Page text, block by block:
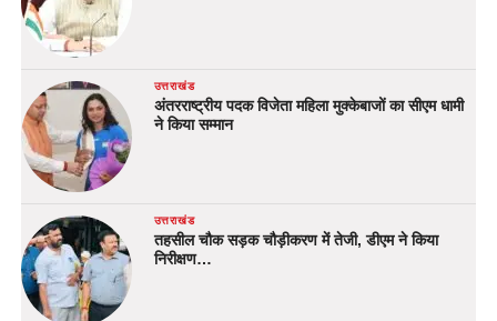
उत्तराखंड
अंतरराष्ट्रीय पदक विजेता महिला मुक्केबाजों का सीएम धामी
ने किया सम्मान
उत्तराखंड
तहसील चौक सड़क चौड़ीकरण में तेजी, डीएम ने किया
निरीक्षण…